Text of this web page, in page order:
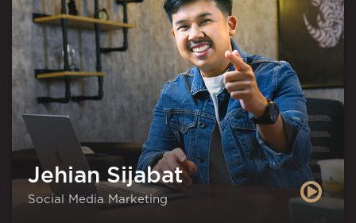
Jehian Sijabat
Social Media Marketing